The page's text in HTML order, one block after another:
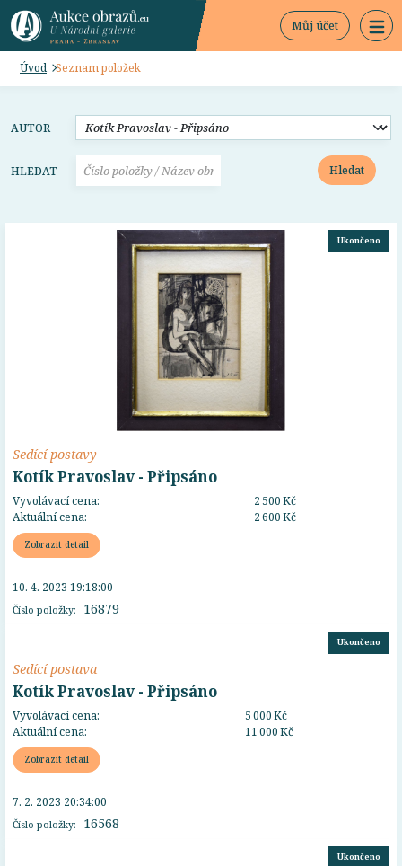
Můj účet
Úvod Seznam položek
AUTOR
HLEDAT Hledat
Ukončeno
Sedící postavy
Kotík Pravoslav - Připsáno
Vyvolávací cena:
2 500 Kč
Aktuální cena:
2 600 Kč
Zobrazit detail
Číslo položky: 16879
10. 4. 2023 19:18:00
Ukončeno
Sedící postava
Kotík Pravoslav - Připsáno
Vyvolávací cena:
5 000 Kč
Aktuální cena:
11 000 Kč
Zobrazit detail
Číslo položky: 16568
7. 2. 2023 20:34:00
Ukončeno